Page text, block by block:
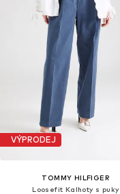
VÝPRODEJ
TOMMY HILFIGER
Loosefit Kalhoty s puky